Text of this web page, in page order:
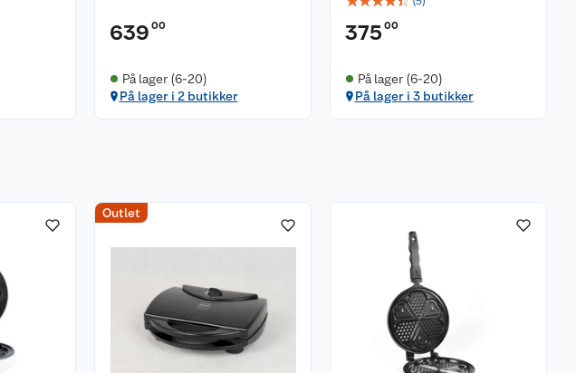
639 00
På lager (6-20)
På lager i 2 butikker
375 00
På lager (6-20)
På lager i 3 butikker
Outlet